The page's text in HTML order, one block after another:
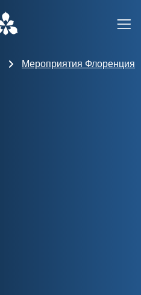
Мероприятия Флоренция